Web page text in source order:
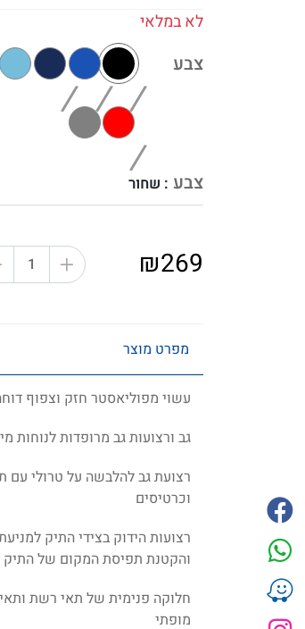
צבע
צבע : שחור
לא במלאי
₪269
מפרט מוצר
עשוי מפוליאסטר חזק וצפוף
גב ורצועות גב מרופדות לנוחות
רצועת גב להלבשה על טרולי עם
וכרטיסים
רצועות הידוק בצידי התיק
והקטנת תפיסת המקום של התיק
חלוקה פנימית של תאי רשת
מופתי